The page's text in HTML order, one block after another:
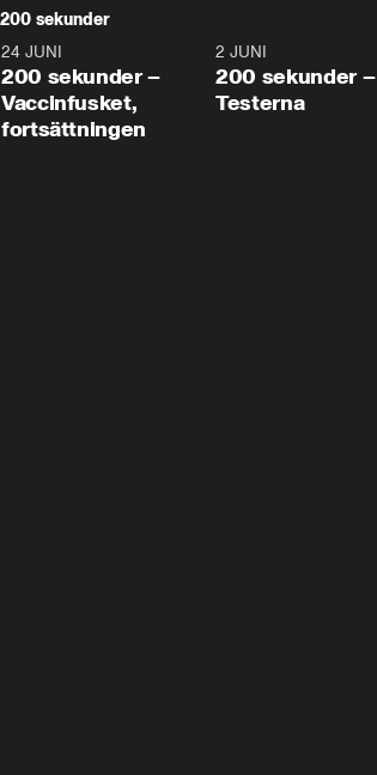
200 sekunder
5:00
24 JUNI
200 sekunder –
Vaccinfusket,
fortsättningen
2 JUNI
200 sekunder –
Testerna